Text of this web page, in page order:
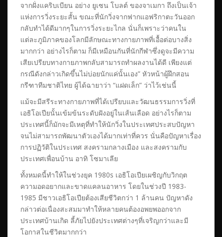
จากฝั่งแคริบเบียน อย่าง ยูเซน โบลต์ ของจาเมกา ถึงเป็นเจ้า
แห่งการวิ่งระยะสั้น ขณะที่นักวิ่งจากฟากแอฟริกาตะวันออก
กลับทำได้ดีมากๆในการวิ่งระยะไกล นั่นก็เพราะว่าคนใน
แต่ละภูมิภาคของโลกมีลักษณะทางกายภาพที่เอื้อต่อบางสิ่ง
มากกว่า อย่างไรก็ตาม ก็มีเหมือนกันที่นักกีฬาซึ่งดูจะมีความ
เสียเปรียบทางกายภาพกลับสามารถทำผลงานได้ดี เพียงแต่
กรณีดังกล่าวเกิดขึ้นไม่บ่อยนักแค่นั้นเอง” หัวหน้าผู้ฝึกสอน
กรีฑาทีมชาติไทย ผู้ได้ฉายาว่า “แฝดเล็ก” ว่าไว้เช่นนี้
แม้จะมีสรีระทางกายภาพที่ได้เปรียบและวัฒนธรรมการวิ่งที่
เอธิโอเปียนั้นเข้มข้นระดับฝังอยู่ในเส้นเลือด อย่างไรก็ตาม
ประเทศนี้ก็มักจะมีเหตุที่ทำให้นักวิ่งในประเทศประสบปัญหา
จนไม่สามารถพัฒนาตัวเองได้มากเท่าที่ควร นั่นคือปัญหาเรื่อง
การปฏิวัติในประเทศ สงครามกลางเมือง และสงครามกับ
ประเทศเพื่อนบ้าน อาทิ โซมาเลีย
ทั้งหมดนี้ทำให้ในช่วงยุค 1980s เอธิโอเปียเผชิญกับวิกฤต
ความอดอยากและขาดแคลนอาหาร โดยในช่วงปี 1983-
1985 มีชาวเอธิโอเปียต้องเสียชีวิตกว่า 1 ล้านคน ปัญหาดัง
กล่าวต่อเนื่องสะสมมาทำให้หลายคนต้องอพยพออกจาก
ประเทศบ้านเกิด ลี้ภัยไปยังประเทศต่างๆที่เจริญกว่าและมี
โอกาสในชีวิตมากกว่า